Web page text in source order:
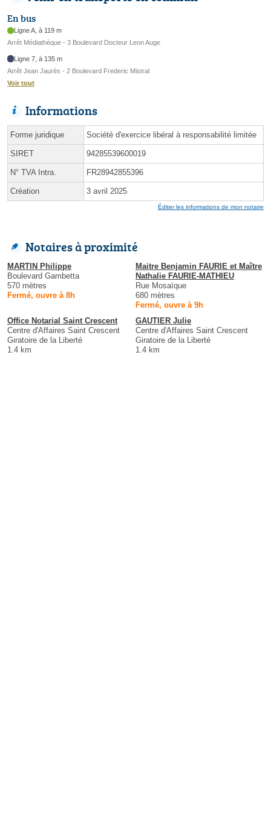
En bus
Ligne A, à 119 m
Arrêt Médiathèque - 3 Boulevard Docteur Leon Auge
Ligne 7, à 135 m
Arrêt Jean Jaurès - 2 Boulevard Frederic Mistral
Voir tout
Informations
Forme juridique Société d'exercice libéral à responsabilité limitée
SIRET 94285539600019
N° TVA Intra. FR28942855396
Création 3 avril 2025
Éditer les informations de mon notaire
Notaires à proximité
MARTIN Philippe
Boulevard Gambetta
570 mètres
Fermé, ouvre à 8h
Maitre Benjamin FAURIE et Maître
Nathalie FAURIE-MATHIEU
Rue Mosaïque
680 mètres
Fermé, ouvre à 9h
Office Notarial Saint Crescent
Centre d'Affaires Saint Crescent
Giratoire de la Liberté
1.4 km
GAUTIER Julie
Centre d'Affaires Saint Crescent
Giratoire de la Liberté
1.4 km